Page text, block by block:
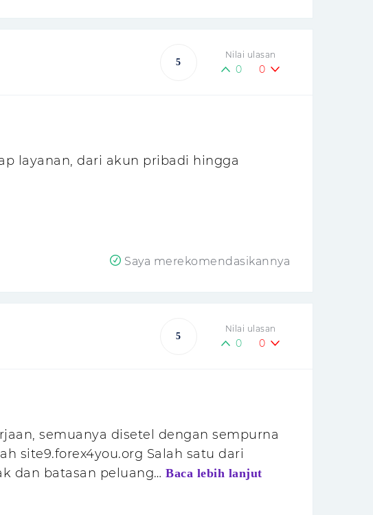
5
Nilai ulasan
0 0
layanan, dari akun pribadi hingga
Saya merekomendasikannya
5
Nilai ulasan
0 0
semuanya disetel dengan sempurna
site9.forex4you.org Salah satu dari
dan batasan peluang… Baca lebih lanjut